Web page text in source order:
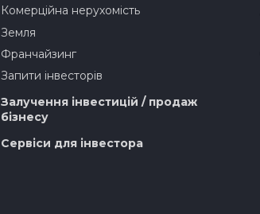
Комерційна нерухомість
Земля
Франчайзинг
Запити інвесторів
Залучення інвестицій / продаж
бізнесу
Сервіси для інвестора